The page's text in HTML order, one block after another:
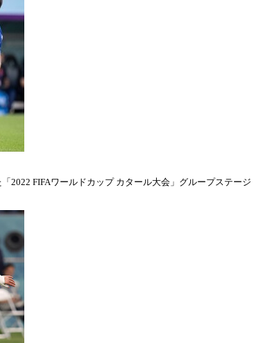
2022 FIFAワールドカップ カタール大会」グループステージ